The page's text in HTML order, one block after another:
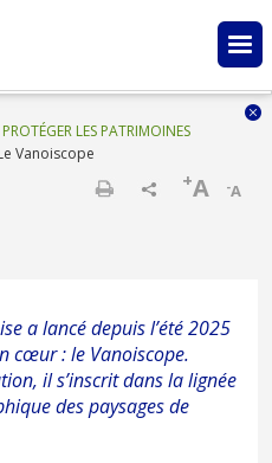
PROTÉGER LES PATRIMOINES
Vanoiscope
-A
+A
a lancé depuis l’été 2025
cœur : le Vanoiscope.
il s’inscrit dans la lignée
des paysages de